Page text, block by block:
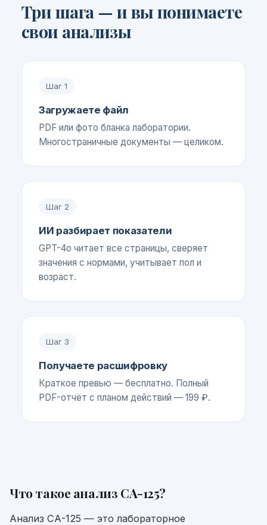
Три шага — и вы понимаете
свои анализы
Шаг 1
Загружаете файл
PDF или фото бланка лаборатории.
Многостраничные документы — целиком.
Шаг 2
ИИ разбирает показатели
GPT-4o читает все страницы, сверяет
значения с нормами, учитывает пол и
возраст.
Шаг 3
Получаете расшифровку
Краткое превью — бесплатно. Полный
PDF-отчёт с планом действий — 199 ₽.
Что такое анализ СА-125?
Анализ СА-125 — это лабораторное